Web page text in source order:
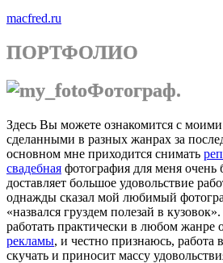
macfred.ru
ПОРТФОЛИО
Фотограф.
Здесь Вы можете ознакомится с
сделанными в разных жанрах за
основном мне приходится снимать
свадебная фотография для меня очень
доставляет большое удовольствие
однажды сказал мой любимый
«назвался груздем полезай в
работать практически в любом жанре
рекламы, и честно признаюсь, работа
скучать и приносит массу